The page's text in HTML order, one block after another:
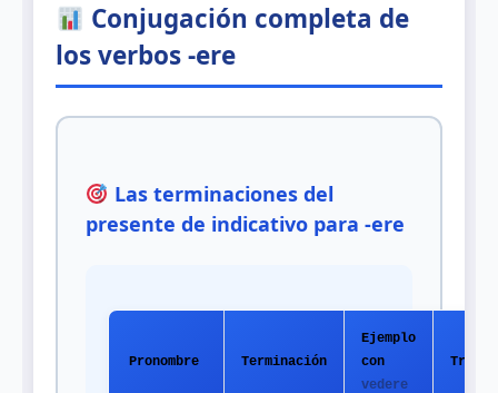
Conjugación completa de
los verbos -ere
Las terminaciones del
presente de indicativo para -ere
Pronombre Terminación
Ejemplo
con
vedere